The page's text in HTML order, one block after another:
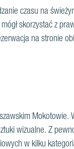
czasu na
mógł skorzystać z
na stronie
Mokotowie.
wizualne. Z
w kilku